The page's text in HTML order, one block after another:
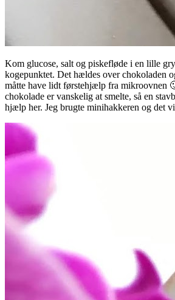
Kom glucose, salt og piskefløde i en lille
kogepunktet. Det hældes over chokoladen
måtte have lidt førstehjælp fra mikroovnen
chokolade er vanskelig at smelte, så en
hjælp her. Jeg brugte minihakkeren og det